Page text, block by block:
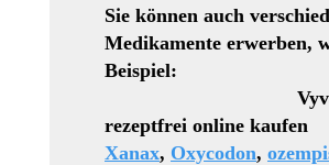
Sie können auch
Medikamente erwerben,
Beispiel:
rezeptfrei online kaufen
Xanax, Oxycodon,